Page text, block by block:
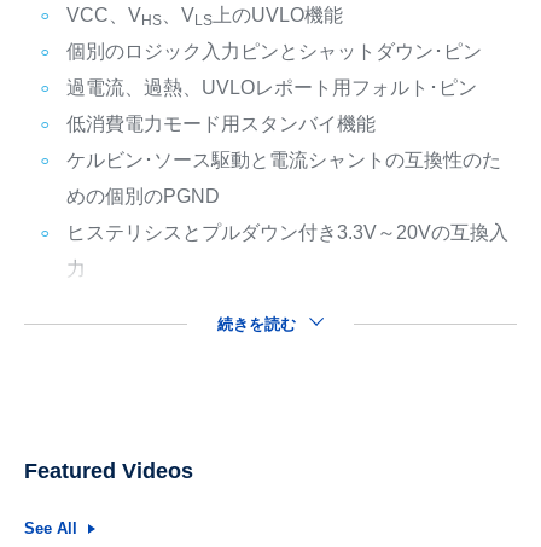
VCC、VHS 、VLS 上のUVLO機能
個別のロジック入力ピンとシャットダウン･ピン
過電流、過熱、UVLOレポート用フォルト･ピン
低消費電力モード用スタンバイ機能
ケルビン･ソース駆動と電流シャントの互換性のた
めの個別のPGND
ヒステリシスとプルダウン付き3.3V～20Vの互換入
力
続きを読む
Featured Videos
See All